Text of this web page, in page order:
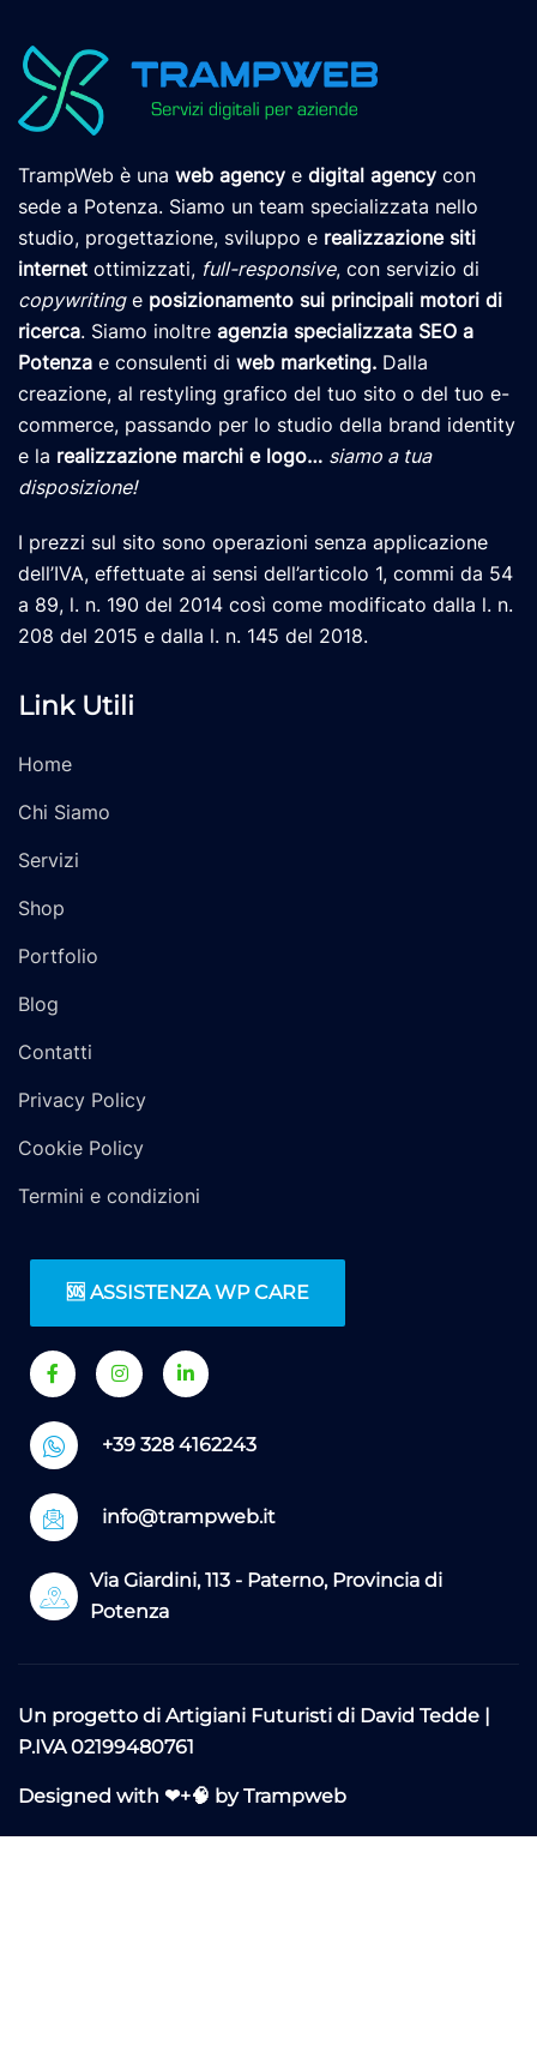
TrampWeb è una web agency e digital agency con
sede a Potenza. Siamo un team specializzata nello
studio, progettazione, sviluppo e realizzazione siti
internet ottimizzati, full-responsive, con servizio di
copywritinge posizionamento sui principali motori di
ricerca. Siamo inoltre agenzia specializzata SEO a
Potenza e consulenti di web marketing. Dalla
creazione, al restyling grafico del tuo sito o del tuo e-
commerce, passando per lo studio della brand identity
e la realizzazione marchi e logo… siamo a tua
disposizione!
I prezzi sul sito sono operazioni senza applicazione
dell’IVA, effettuate ai sensi dell’articolo 1, commi da 54
a 89, l. n. 190 del 2014 così come modificato dalla l. n.
208 del 2015 e dalla l. n. 145 del 2018.
Link Utili
Home
Chi Siamo
Servizi
Shop
Portfolio
Blog
Contatti
Privacy Policy
Cookie Policy
Termini e condizioni
🆘 ASSISTENZA WP CARE
+39 328 4162243
info@trampweb.it
Via Giardini, 113 - Paterno, Provincia di
Potenza
Un progetto di Artigiani Futuristi di David Tedde |
P.IVA 02199480761
Designed with ❤+🧠 by Trampweb